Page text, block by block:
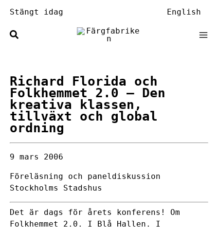
till
innehåll
Stängt idag English
Richard Florida och
Folkhemmet 2.0 – Den
kreativa klassen,
tillväxt och global
ordning
9 mars 2006
Föreläsning och paneldiskussion
Stockholms Stadshus
Det är dags för årets konferens! Om
Folkhemmet 2.0. I Blå Hallen. I